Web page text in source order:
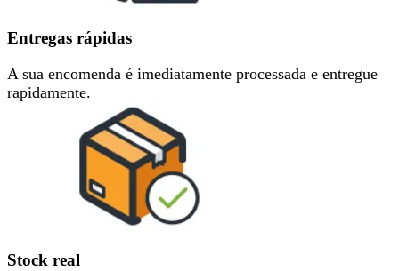
Entregas rápidas
A sua encomenda é imediatamente processada e entregue
rapidamente.
Stock real